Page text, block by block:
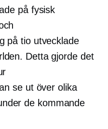
på fysisk
på tio utvecklade
Detta gjorde det
se ut över olika
de kommande